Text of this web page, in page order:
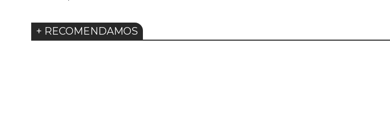
+ RECOMENDAMOS